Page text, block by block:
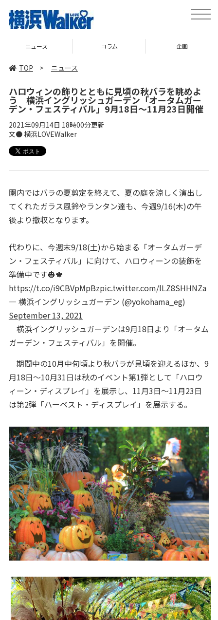
toggle
ニュース コラム 企画
TOP > ニュース
ハロウィンの飾りとともに見頃の秋バラを眺めよ
う 横浜イングリッシュガーデン「オータムガー
デン・フェスティバル」9月18日～11月23日開催
2021年09月14日 18時00分更新
文● 横浜LOVEWalker
園内ではバラの夏剪定を終えて、夏の庭を涼しく演出し
てくれたガラス風鈴やランタン達も、今週9/16(木)の午
後より撤収となります。
代わりに、今週末9/18(土)から始まる「オータムガーデ
ン・フェスティバル」に向けて、ハロウィーンの装飾を
準備中です🎃🍁
https://t.co/i9CBVpMpBzpic.twitter.com/lLZ8SHHNZa
— 横浜イングリッシュガーデン (@yokohama_eg)
September 13, 2021
横浜イングリッシュガーデンは9月18日より「オータム
ガーデン・フェスティバル」を開催。
期間中の10月中旬頃より秋バラが見頃を迎えるほか、9
月18日～10月31日は秋のイベント第1弾として「ハロウ
ィーン・ディスプレイ」を展示し、11月3日～11月23日
は第2弾「ハーベスト・ディスプレイ」を展示する。